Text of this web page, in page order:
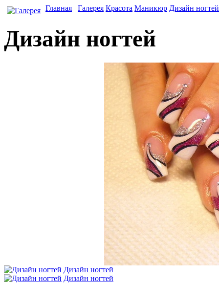
Главная Галерея Красота Маникюр Дизайн ногтей
Дизайн ногтей
Дизайн ногтей
Дизайн ногтей